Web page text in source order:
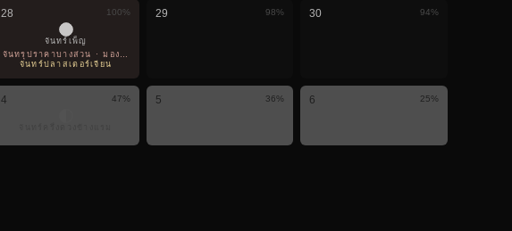
28 100%
จันทร์เพ็ญ
จันทรุปราคาบางส่วน · มองเห็นที่นี่
จันทร์ปลาสเตอร์เจียน
29 98% 30 94%
4 47% 5 36% 6 25%